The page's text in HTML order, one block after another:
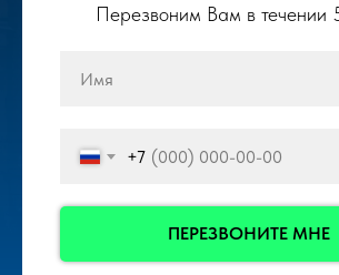
Перезвоним Вам в течении
+7
ПЕРЕЗВОНИТЕ МНЕ